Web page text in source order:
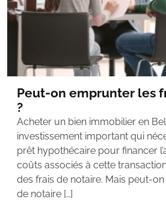
Peut-on emprunter les
?
Acheter un bien immobilier en
investissement important qui
prêt hypothécaire pour financer
coûts associés à cette
des frais de notaire. Mais peut-
de notaire […]